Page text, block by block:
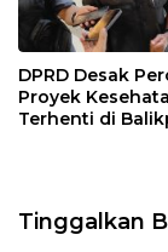
DPRD Desak
Proyek
Terhenti di
Tinggalkan